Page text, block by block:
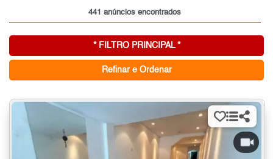
441 anúncios encontrados
* FILTRO PRINCIPAL *
Refinar e Ordenar